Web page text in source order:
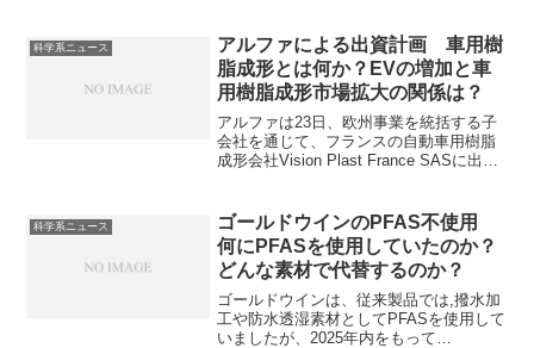
ています。関税の影響が小さくなった理
由は何か知ることができます。
科学系ニュース
アルファによる出資計画 車用樹
脂成形とは何か？EVの増加と車
用樹脂成形市場拡大の関係は？
アルファは23日、欧州事業を統括する子
会社を通じて、フランスの自動車用樹脂
成形会社Vision Plast France SASに出資
（樹脂）を使って成形する加工技術のこ
とで、軽量、コスト削減、デザイン性の
高さなどから様々な部品で利用されてい
ます。どのような素材が使われれるの
か、EVとの関係性などを知ることができ
ます。
科学系ニュース
ゴールドウインのPFAS不使用
何にPFASを使用していたのか？
どんな素材で代替するのか？
ゴールドウインは、従来製品では,撥水加
工や防水透湿素材としてPFASを使用して
いましたが、2025年内をもって